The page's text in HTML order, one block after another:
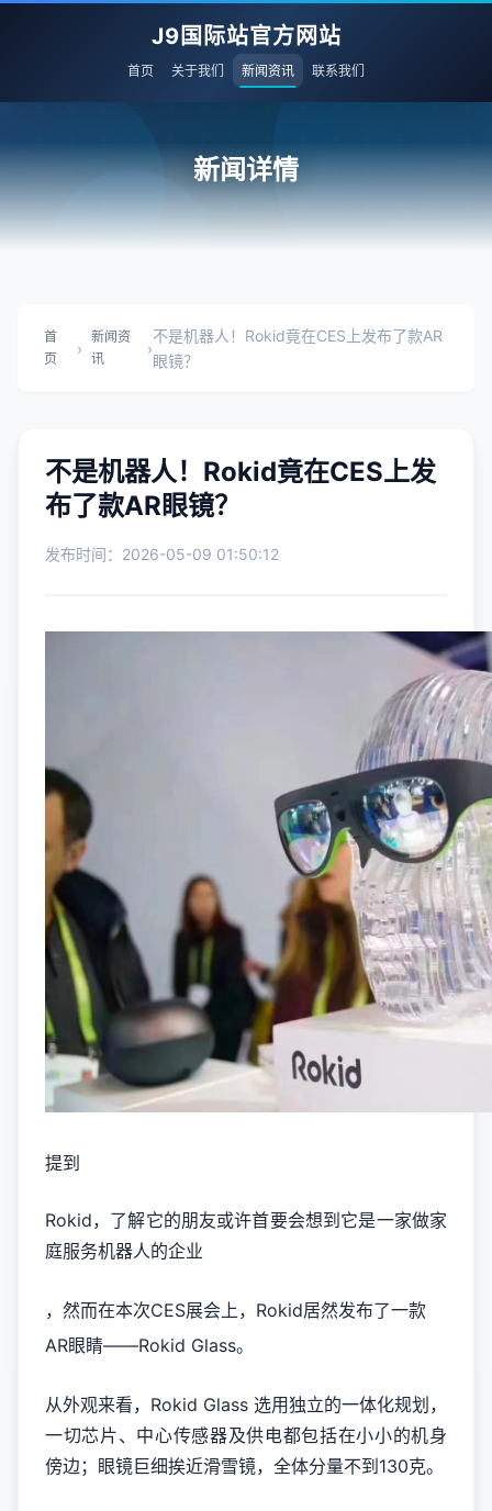
J9国际站官方网站
首页 关于我们 新闻资讯 联系我们
新闻详情
首
页
›
新闻资
讯
›
不是机器人！Rokid竟在CES上发布了款AR
眼镜？
不是机器人！Rokid竟在CES上发
布了款AR眼镜？
发布时间：2026-05-09 01:50:12
提到
Rokid，了解它的朋友或许首要会想到它是一家做家
庭服务机器人的企业
，然而在本次CES展会上，Rokid居然发布了一款
AR眼睛——Rokid Glass。
从外观来看，Rokid Glass 选用独立的一体化规划，
一切芯片、中心传感器及供电都包括在小小的机身
傍边；眼镜巨细挨近滑雪镜，全体分量不到130克。